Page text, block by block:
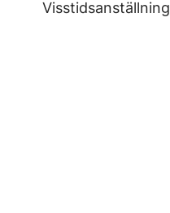
Visstidsanställning